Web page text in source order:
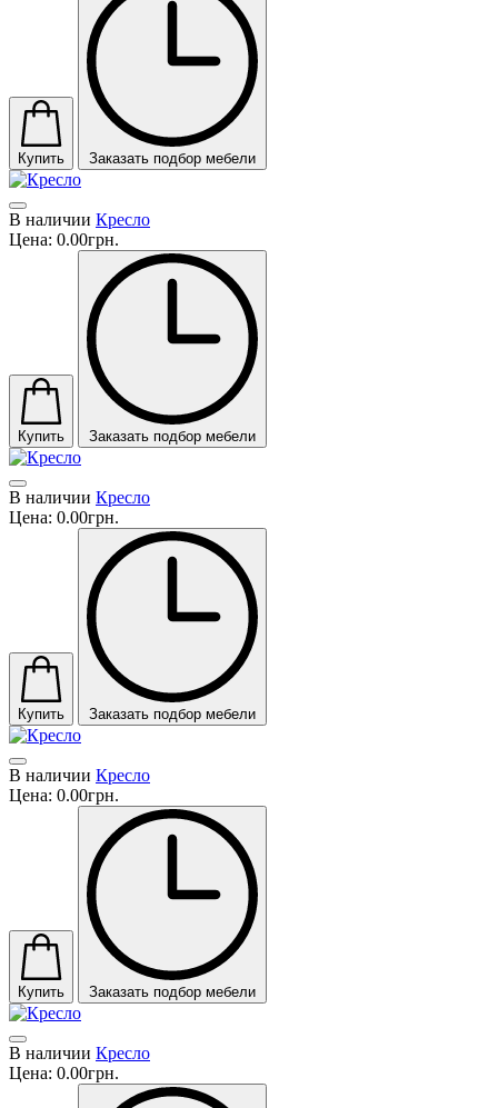
Купить Заказать подбор мебели
В наличии Кресло
Цена: 0.00грн.
Купить Заказать подбор мебели
В наличии Кресло
Цена: 0.00грн.
Купить Заказать подбор мебели
В наличии Кресло
Цена: 0.00грн.
Купить Заказать подбор мебели
В наличии Кресло
Цена: 0.00грн.